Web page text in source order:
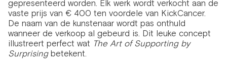
gepresenteerd worden. Elk werk wordt verkocht aan de
vaste prijs van € 400 ten voordele van KickCancer.
De naam van de kunstenaar wordt pas onthuld
wanneer de verkoop al gebeurd is. Dit leuke concept
illustreert perfect wat The Art of Supporting by
Surprising betekent.